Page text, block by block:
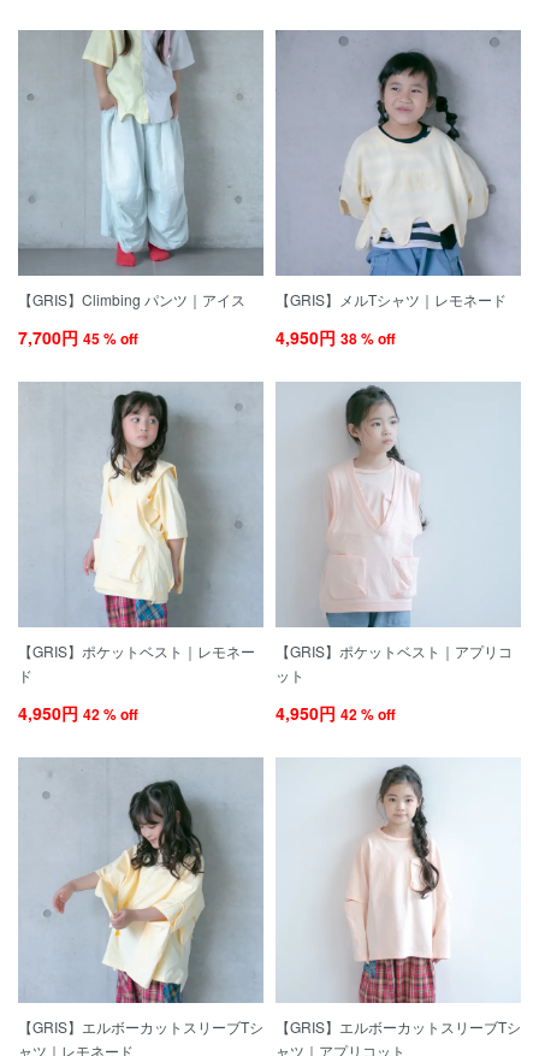
【GRIS】Climbing パンツ｜アイス
7,700円 45 % off
【GRIS】メルTシャツ｜レモネード
4,950円 38 % off
【GRIS】ポケットベスト｜レモネー
ド
4,950円 42 % off
【GRIS】ポケットベスト｜アプリコ
ット
4,950円 42 % off
【GRIS】エルボーカットスリーブTシ
ャツ｜レモネード
【GRIS】エルボーカットスリーブTシ
ャツ｜アプリコット